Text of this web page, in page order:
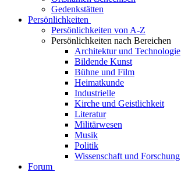
Gedenkstätten
Persönlichkeiten
Persönlichkeiten von A-Z
Persönlichkeiten nach Bereichen
Architektur und Technologie
Bildende Kunst
Bühne und Film
Heimatkunde
Industrielle
Kirche und Geistlichkeit
Literatur
Militärwesen
Musik
Politik
Wissenschaft und Forschung
Forum